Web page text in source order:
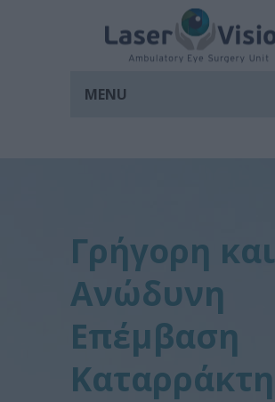
MENU
Γρήγορη και
Ανώδυνη
Επέμβαση
Καταρράκτη